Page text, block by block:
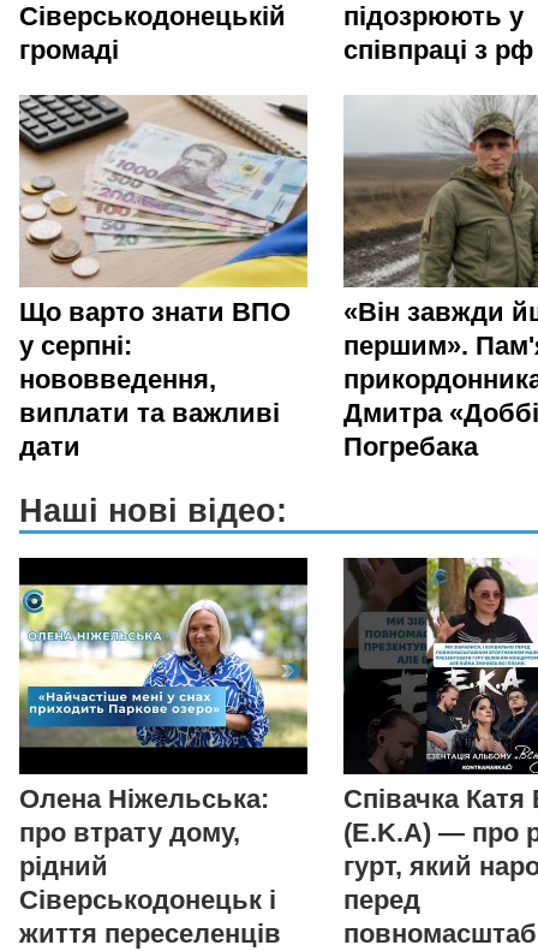
Сіверськодонецькій
громаді
підозрюють у
співпраці з рф
Що варто знати ВПО
у серпні:
нововведення,
виплати та важливі
дати
«Він завжди
першим».
Дмитра
Погребака
Наші нові відео:
Олена Ніжельська:
про втрату дому,
рідний
Сіверськодонецьк і
життя переселенців
Співачка Катя
(E.K.A) — про
гурт, який
перед